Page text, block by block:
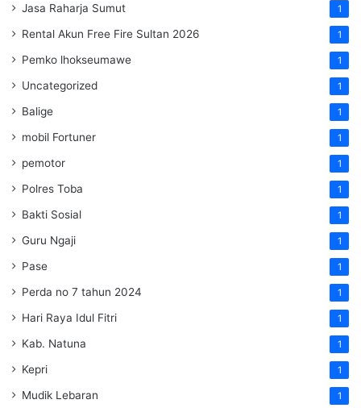
Jasa Raharja Sumut 1
Rental Akun Free Fire Sultan 2026 1
Pemko lhokseumawe 1
Uncategorized 1
Balige 1
mobil Fortuner 1
pemotor 1
Polres Toba 1
Bakti Sosial 1
Guru Ngaji 1
Pase 1
Perda no 7 tahun 2024 1
Hari Raya Idul Fitri 1
Kab. Natuna 1
Kepri 1
Mudik Lebaran 1